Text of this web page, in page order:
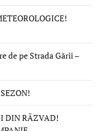
de pe Strada Gării –
DIN RĂZVAD!